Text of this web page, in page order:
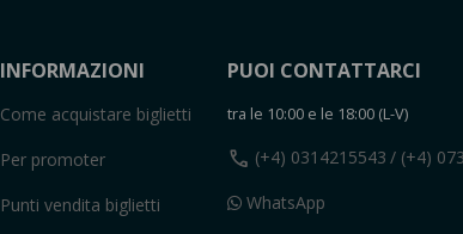
INFORMAZIONI
Come acquistare biglietti
Per promoter
Punti vendita biglietti
PUOI CONTATTARCI
tra le 10:00 e le 18:00 (L-V)
call (+4) 0314215543 / (+4)
WhatsApp